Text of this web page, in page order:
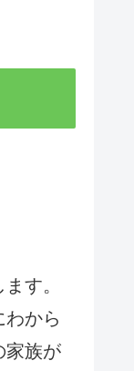
す。
わから
家族が